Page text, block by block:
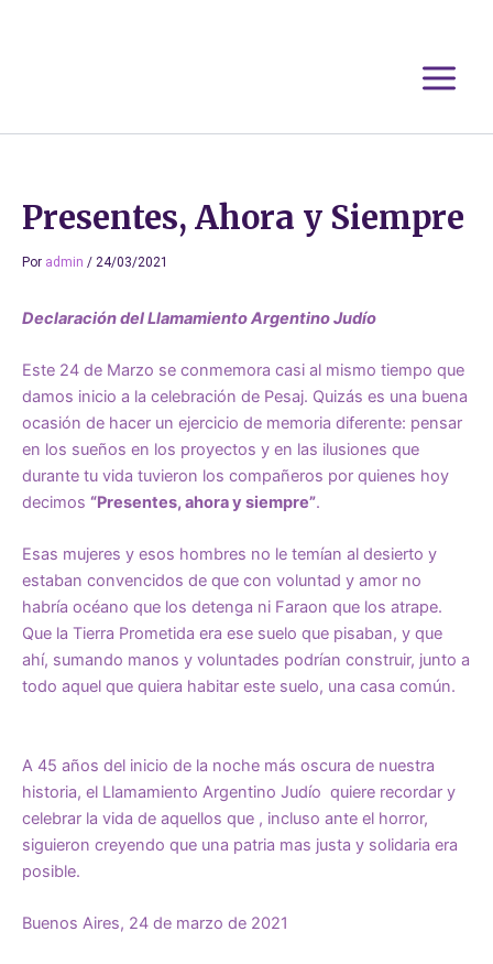
Presentes, Ahora y Siempre
Por admin / 24/03/2021
Declaración del Llamamiento Argentino Judío
Este 24 de Marzo se conmemora casi al mismo tiempo que
damos inicio a la celebración de Pesaj. Quizás es una buena
ocasión de hacer un ejercicio de memoria diferente: pensar
en los sueños en los proyectos y en las ilusiones que
durante tu vida tuvieron los compañeros por quienes hoy
decimos “Presentes, ahora y siempre”.
Esas mujeres y esos hombres no le temían al desierto y
estaban convencidos de que con voluntad y amor no
habría océano que los detenga ni Faraon que los atrape.
Que la Tierra Prometida era ese suelo que pisaban, y que
ahí, sumando manos y voluntades podrían construir, junto a
todo aquel que quiera habitar este suelo, una casa común.
A 45 años del inicio de la noche más oscura de nuestra
historia, el Llamamiento Argentino Judío quiere recordar y
celebrar la vida de aquellos que , incluso ante el horror,
siguieron creyendo que una patria mas justa y solidaria era
posible.
Buenos Aires, 24 de marzo de 2021